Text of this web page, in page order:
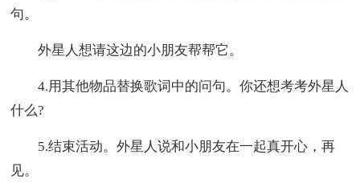
句。
外星人想请这边的小朋友帮帮它。
4.用其他物品替换歌词中的问句。你还想考考外星人
什么?
5.结束活动。外星人说和小朋友在一起真开心，再
见。